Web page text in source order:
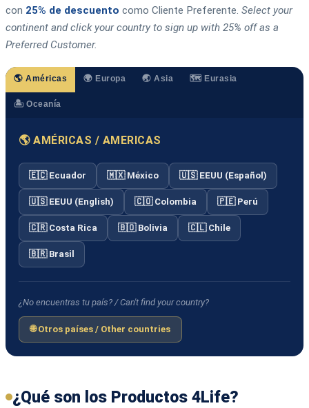
con 25% de descuento como Cliente Preferente. Select your
continent and click your country to sign up with 25% off as a
Preferred Customer.
🌎 Américas 🌍 Europa 🌏 Asia 🗺️ Eurasia
🏝️ Oceanía
🌎 AMÉRICAS / AMERICAS
🇪🇨 Ecuador 🇲🇽 México 🇺🇸 EEUU (Español)
🇺🇸 EEUU (English) 🇨🇴 Colombia 🇵🇪 Perú
🇨🇷 Costa Rica 🇧🇴 Bolivia 🇨🇱 Chile
🇧🇷 Brasil
¿No encuentras tu país? / Can't find your country?
🌐 Otros países / Other countries
¿Qué son los Productos 4Life?